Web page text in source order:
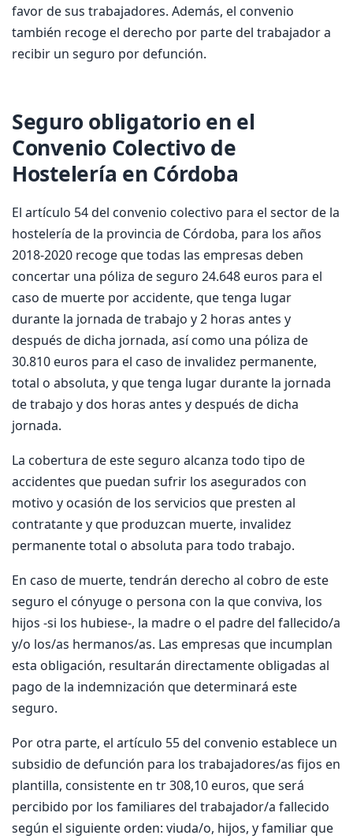
favor de sus trabajadores. Además, el convenio
también recoge el derecho por parte del trabajador a
recibir un seguro por defunción.
Seguro obligatorio en el
Convenio Colectivo de
Hostelería en Córdoba
El artículo 54 del convenio colectivo para el sector de la
hostelería de la provincia de Córdoba, para los años
2018-2020 recoge que todas las empresas deben
concertar una póliza de seguro 24.648 euros para el
caso de muerte por accidente, que tenga lugar
durante la jornada de trabajo y 2 horas antes y
después de dicha jornada, así como una póliza de
30.810 euros para el caso de invalidez permanente,
total o absoluta, y que tenga lugar durante la jornada
de trabajo y dos horas antes y después de dicha
jornada.
La cobertura de este seguro alcanza todo tipo de
accidentes que puedan sufrir los asegurados con
motivo y ocasión de los servicios que presten al
contratante y que produzcan muerte, invalidez
permanente total o absoluta para todo trabajo.
En caso de muerte, tendrán derecho al cobro de este
seguro el cónyuge o persona con la que conviva, los
hijos -si los hubiese-, la madre o el padre del fallecido/a
y/o los/as hermanos/as. Las empresas que incumplan
esta obligación, resultarán directamente obligadas al
pago de la indemnización que determinará este
seguro.
Por otra parte, el artículo 55 del convenio establece un
subsidio de defunción para los trabajadores/as fijos en
plantilla, consistente en tr 308,10 euros, que será
percibido por los familiares del trabajador/a fallecido
según el siguiente orden: viuda/o, hijos, y familiar que